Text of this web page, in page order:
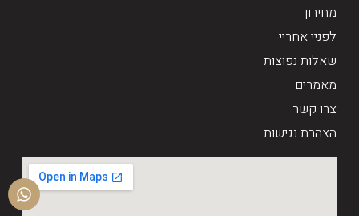
מחירון
לפניי אחריי
שאלות נפוצות
מאמרים
צרו קשר
הצהרת נגישות